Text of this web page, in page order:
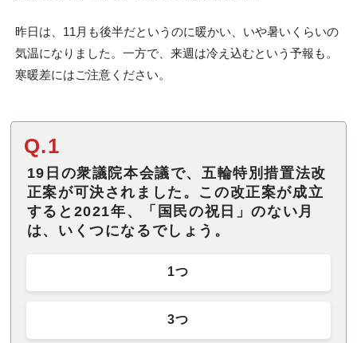
昨日は、11月も後半だというのに暖かい、いや暑いくらいの
気温になりました。一方で、来週は冷え込むという予報も。
寒暖差にはご注意ください。
Q.1
19日の衆議院本会議で、五輪特別措置法改
正案が可決されました。この改正案が成立
すると2021年、「国民の祝日」のない月
は、いくつになるでしょう。
1つ
3つ